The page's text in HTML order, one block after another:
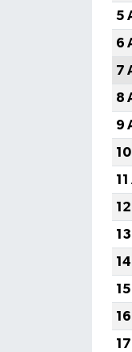
5
6
7
8
9
KÜLTÜR